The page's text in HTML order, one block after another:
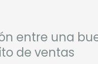
entre una
de ventas